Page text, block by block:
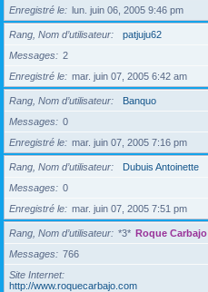
Enregistré le
lun. juin 06, 2005 9:46 pm
Rang, Nom d’utilisateur
patjuju62
Messages
2
Enregistré le
mar. juin 07, 2005 6:42 am
Rang, Nom d’utilisateur
Banquo
Messages
0
Enregistré le
mar. juin 07, 2005 7:16 pm
Rang, Nom d’utilisateur
Dubuis Antoinette
Messages
0
Enregistré le
mar. juin 07, 2005 7:51 pm
Rang, Nom d’utilisateur *3* Roque Carbajo
Messages
766
Site Internet
http://www.roquecarbajo.com